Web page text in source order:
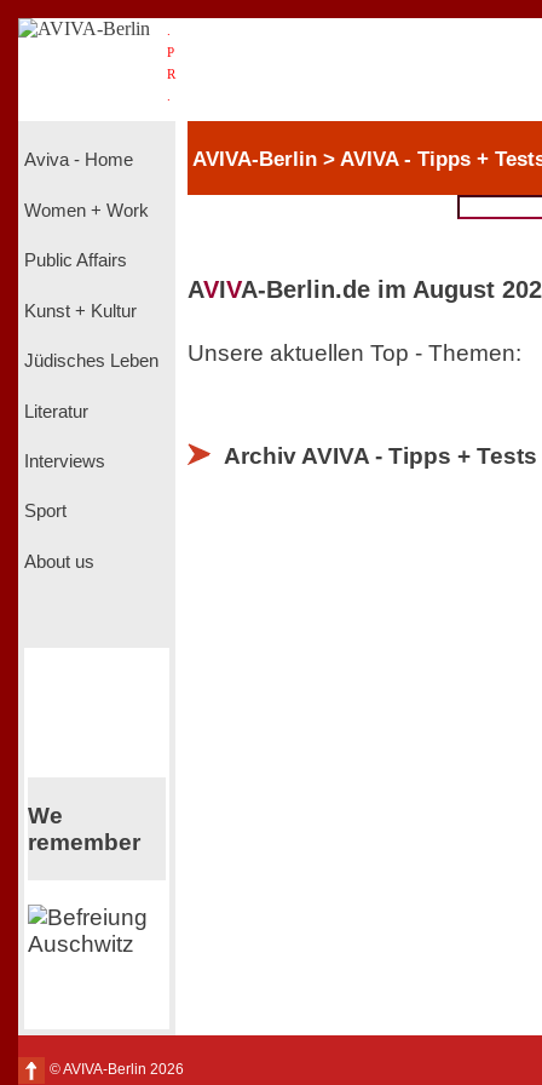
P
R
Aviva - Home
Women + Work
Public Affairs
Kunst + Kultur
Jüdisches Leben
Literatur
Interviews
Sport
About us
We
remember
AVIVA-Berlin > AVIVA - Tipps +
AVIVA-Berlin.de im August
Unsere aktuellen Top - Themen:
Archiv AVIVA - Tipps +
© AVIVA-Berlin 2026